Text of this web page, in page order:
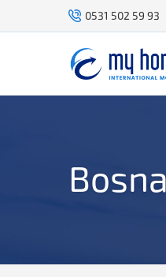
0531 502 59 93